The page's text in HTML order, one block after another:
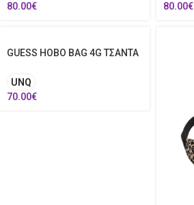
80.00€
80.00€
GUESS HOBO BAG 4G ΤΣΑΝΤΑ
UNQ
70.00€